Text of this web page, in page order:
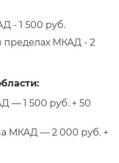
- 1 500 руб.
пределах МКАД - 2
— 1 500 руб. + 50
МКАД — 2 000 руб. +